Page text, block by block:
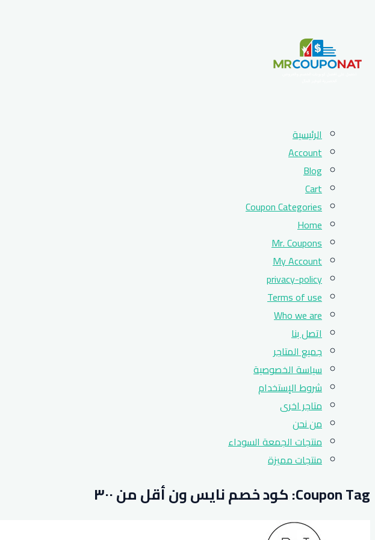
الرئيسية
Account
Blog
Cart
Coupon Categories
Home
Mr. Coupons
My Account
privacy-policy
Terms of use
Who we are
اتصل بنا
جميع المتاجر
سياسة الخصوصية
شروط الإستخدام
متاجر اخرى
من نحن
منتجات الجمعة السوداء
منتجات مميزة
Coupon Tag: كود خصم نايس ون أقل من ٣٠٠